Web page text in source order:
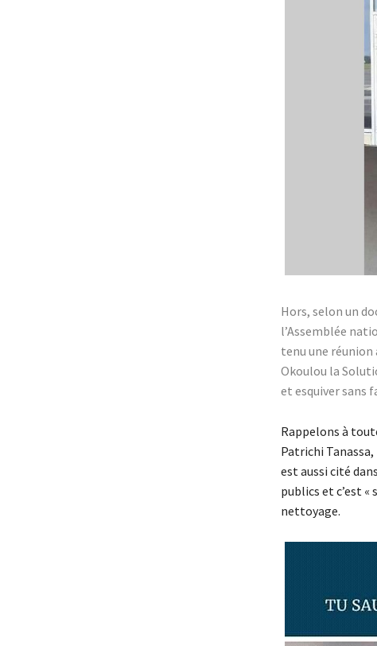
Hors, selon un
l’Assemblée
tenu une
Okoulou la
et esquiver sans
Rappelons à
Patrichi
est aussi cité
publics et c’est
nettoyage.